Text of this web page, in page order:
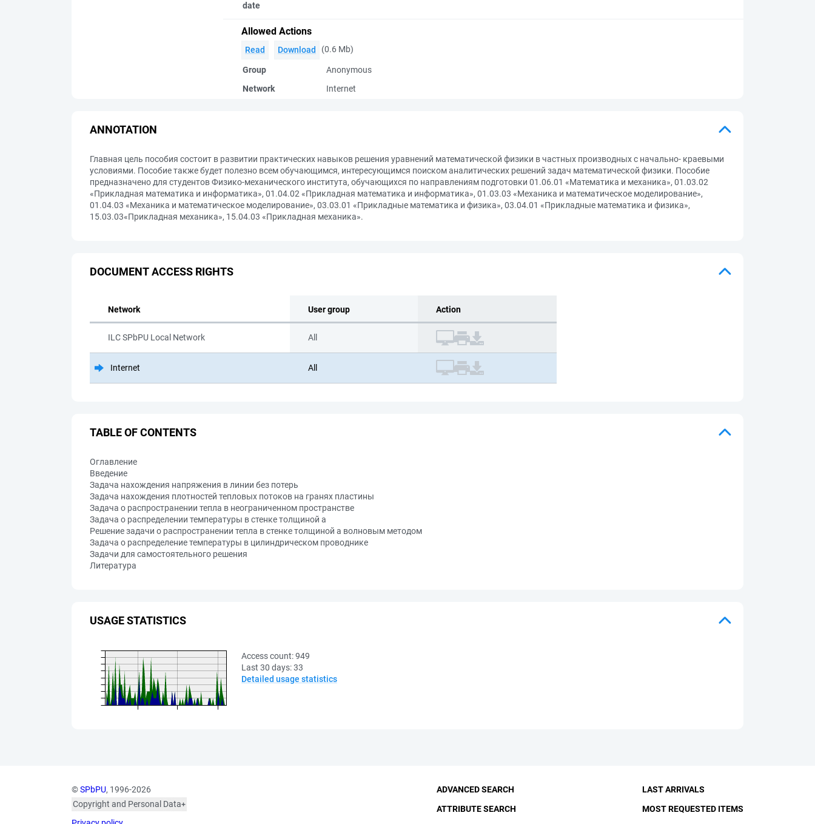
date
Allowed Actions
Read Download (0.6 Mb)
Group
Anonymous
Network
Internet
ANNOTATION
Главная цель пособия состоит в развитии практических навыков решения уравнений математической физики в частных производных с начально- краевыми
условиями. Пособие также будет полезно всем обучающимся, интересующимся поиском аналитических решений задач математической физики. Пособие
предназначено для студентов Физико-механического института, обучающихся по направлениям подготовки 01.06.01 «Математика и механика», 01.03.02
«Прикладная математика и информатика», 01.04.02 «Прикладная математика и информатика», 01.03.03 «Механика и математическое моделирование»,
01.04.03 «Механика и математическое моделирование», 03.03.01 «Прикладные математика и физика», 03.04.01 «Прикладные математика и физика»,
15.03.03«Прикладная механика», 15.04.03 «Прикладная механика».
DOCUMENT ACCESS RIGHTS
Network User group Action
ILC SPbPU Local Network All
Internet All
TABLE OF CONTENTS
Оглавление
Введение
Задача нахождения напряжения в линии без потерь
Задача нахождения плотностей тепловых потоков на гранях пластины
Задача о распространении тепла в неограниченном пространстве
Задача о распределении температуры в стенке толщиной a
Решение задачи о распространении тепла в стенке толщиной a волновым методом
Задача о распределение температуры в цилиндрическом проводнике
Задачи для самостоятельного решения
Литература
USAGE STATISTICS
Access count:949
Last 30 days:33
Detailed usage statistics
©SPbPU, 1996-2026
Copyright and Personal Data
ADVANCED SEARCH
ATTRIBUTE SEARCH
LAST ARRIVALS
MOST REQUESTED ITEMS